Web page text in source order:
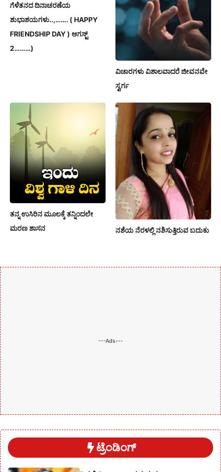
ಗೆಳೆತನದ ದಿನಾಚರಣೆಯ
ಶುಭಾಶಯಗಳು..,……. ( HAPPY
FRIENDSHIP DAY ) ಆಗಸ್ಟ್
2………)
ವಿಚಾರಗಳು ವಿಶಾಲವಾದರೆ ಜೀವನವೇ
ಸ್ವರ್ಗ
ತನ್ನ ಉಸಿರಿನ ಮೂಲಕ್ಕೆ ತನ್ನಿಂದಲೇ
ಮರಣ ಶಾಸನ
ನಶೆಯ ನೆರಳಲ್ಲಿ ನಶಿಸುತ್ತಿರುವ ಬದುಕು
---Ads---
ಟ್ರೆಂಡಿಂಗ್